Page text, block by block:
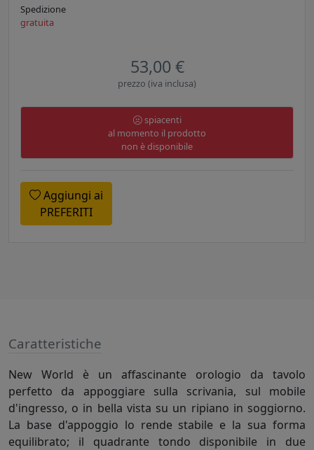
Spedizione
gratuita
53,00 €
prezzo (iva inclusa)
spiacenti
al momento il prodotto
non è disponibile
Aggiungi ai
PREFERITI
Caratteristiche
New World è un affascinante orologio da tavolo
perfetto da appoggiare sulla scrivania, sul mobile
d'ingresso, o in bella vista su un ripiano in soggiorno.
La base d'appoggio lo rende stabile e la sua forma
equilibrato; il quadrante tondo disponibile in due